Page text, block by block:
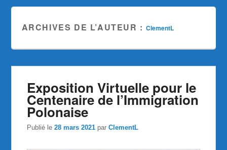
ARCHIVES DE L’AUTEUR :ClementL
Exposition Virtuelle pour le
Centenaire de l’Immigration
Polonaise
Publié le28 mars 2021 parClementL